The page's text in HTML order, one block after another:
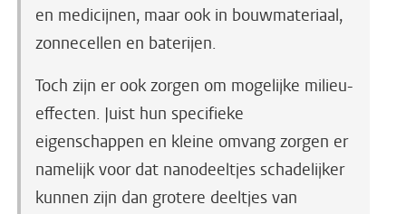
en medicijnen, maar ook in bouwmateriaal,
zonnecellen en baterijen.
Toch zijn er ook zorgen om mogelijke milieu-
effecten. Juist hun specifieke
eigenschappen en kleine omvang zorgen er
namelijk voor dat nanodeeltjes schadelijker
kunnen zijn dan grotere deeltjes van